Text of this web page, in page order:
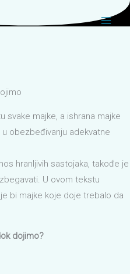
svake majke, a ishrana majke
obezbeđivanju adekvatne
hranljivih sastojaka, takođe je
U ovom tekstu
bi majke koje doje trebalo da
dojimo?